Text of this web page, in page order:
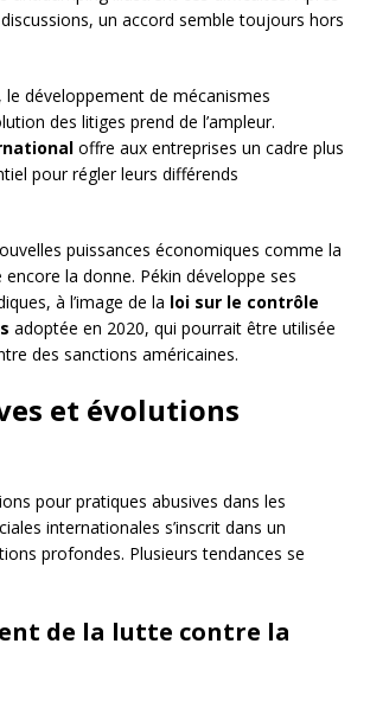
un accord semble toujours hors
développement de mécanismes
des litiges prend de l’ampleur.
offre aux entreprises un cadre plus
pour régler leurs différends
puissances économiques comme la
la donne. Pékin développe ses
à l’image de la loi sur le contrôle
adoptée en 2020, qui pourrait être utilisée
des sanctions américaines.
et évolutions
pour pratiques abusives dans les
internationales s’inscrit dans un
profondes. Plusieurs tendances se
de la lutte contre la